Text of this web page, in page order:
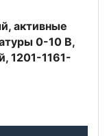
активные
0-10 В,
1201-1161-